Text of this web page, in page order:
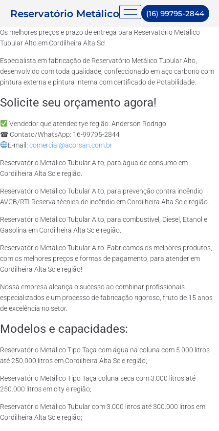
Reservatório Metálico (16) 99795-2844
Os melhores preços e prazo de entrega para Reservatório Metálico
Tubular Alto em Cordilheira Alta Sc!
Especialista em fabricação de Reservatório Metálico Tubular Alto,
desenvolvido com toda qualidade, confeccionado em aço carbono com
pintura externa e pintura interna com certificado de Potabilidade.
Solicite seu orçamento agora!
Vendedor que atendecitye região: Anderson Rodrigo
☎ Contato/WhatsApp: 16-99795-2844
E-mail: comercial@acorsan.com.br
Reservatório Metálico Tubular Alto, para água de consumo em
Cordilheira Alta Sc e região.
Reservatório Metálico Tubular Alto, para prevenção contra incêndio
AVCB/RTI Reserva técnica de incêndio em Cordilheira Alta Sc e região.
Reservatório Metálico Tubular Alto, para combustível, Diesel, Etanol e
Gasolina em Cordilheira Alta Sc e região.
Reservatório Metálico Tubular Alto: Fabricamos os melhores produtos,
com os melhores preços e formas de pagamento, para atender em
Cordilheira Alta Sc e região!
Nossa empresa alcança o sucesso ao combinar profissionais
especializados e um processo de fabricação rigoroso, fruto de 15 anos
de excelência no setor.
Modelos e capacidades:
Reservatório Metálico Tipo Taça com água na coluna com 5.000 litros
até 250.000 litros em Cordilheira Alta Sc e região;
Reservatório Metálico Tipo Taça coluna seca com 3.000 litros até
250.000 litros em city e região;
Reservatório Metálico Tubular com 3.000 litros até 300.000 litros em
Cordilheira Alta Sc e região;